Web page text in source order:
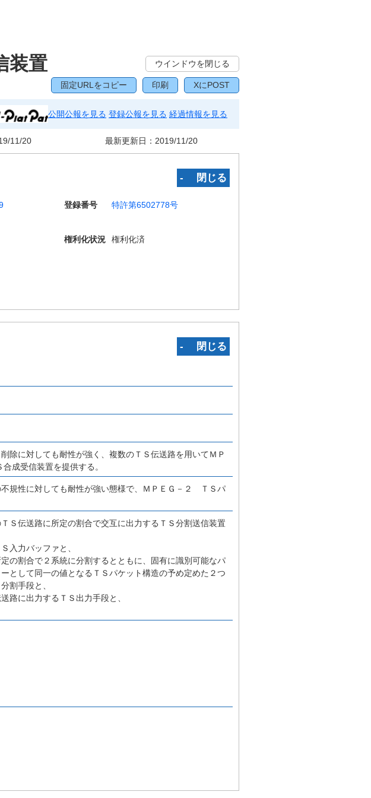
装置 ウインドウを閉じる
固定URLをコピー 印刷 XにPOST
公開公報を見る 登録公報を見る 経過情報を見る
11/20 最新更新日： 2019/11/20
‐ 閉じる
登録番号
特許第6502778号
権利化状況
権利化済
‐ 閉じる
除に対しても耐性が強く、複数のＴＳ伝送路を用いてＭＰ
成受信装置を提供する。
規性に対しても耐性が強い態様で、ＭＰＥＧ－２ ＴＳパ
Ｓ伝送路に所定の割合で交互に出力するＴＳ分割送信装置
入力バッファと、
の割合で２系統に分割するとともに、固有に識別可能なパ
として同一の値となるＴＳパケット構造の予め定めた２つ
割手段と、
路に出力するＴＳ出力手段と、